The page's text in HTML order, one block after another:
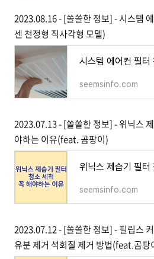
2023.08.16 - [쏠쏠한 정보] - 시스템
센 천정형 직사각형 모델)
seemsinfo.com
2023.07.13 - [쏠쏠한 정보] - 위닉스
야하는 이유(feat. 곰팡이)
seemsinfo.com
2023.07.12 - [쏠쏠한 정보] - 필립스
유분 제거 석회질 제거 방법(feat.곰팡